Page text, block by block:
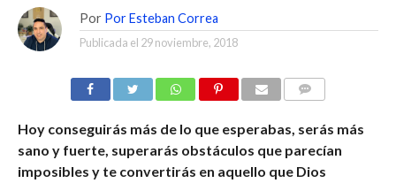
Por Por Esteban Correa
Publicada el 29 noviembre, 2018
Hoy conseguirás más de lo que esperabas, serás más
sano y fuerte, superarás obstáculos que parecían
imposibles y te convertirás en aquello que Dios